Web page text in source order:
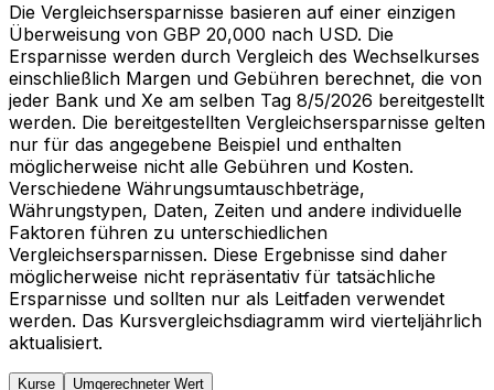
Die Vergleichsersparnisse basieren auf einer einzigen
Überweisung von GBP 20,000 nach USD. Die
Ersparnisse werden durch Vergleich des Wechselkurses
einschließlich Margen und Gebühren berechnet, die von
jeder Bank und Xe am selben Tag 8/5/2026 bereitgestellt
werden. Die bereitgestellten Vergleichsersparnisse gelten
nur für das angegebene Beispiel und enthalten
möglicherweise nicht alle Gebühren und Kosten.
Verschiedene Währungsumtauschbeträge,
Währungstypen, Daten, Zeiten und andere individuelle
Faktoren führen zu unterschiedlichen
Vergleichsersparnissen. Diese Ergebnisse sind daher
möglicherweise nicht repräsentativ für tatsächliche
Ersparnisse und sollten nur als Leitfaden verwendet
werden. Das Kursvergleichsdiagramm wird vierteljährlich
aktualisiert.
Kurse Umgerechneter Wert